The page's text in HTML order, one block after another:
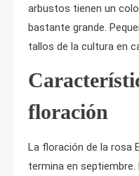
arbustos tienen un
bastante grande.
tallos de la cultura en
floración
La floración de la rosa
termina en